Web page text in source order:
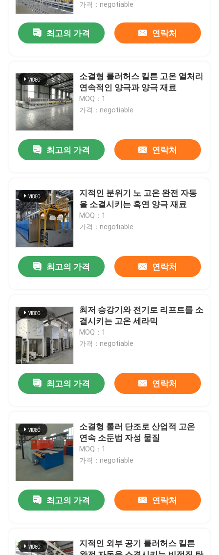
집
우리에 대하여
공장 여행
품질 관리
소식
경우
인용문을 요구하세요
푸셔 전기로
가격：negotiable
최고의 가격 연락처
소결형 롤러허스 킬른 고온 열처리
연속적인 양극과 양극 재료
MOQ：1
가격：negotiable
최고의 가격 연락처
지적인 분위기 노 고온 완전 자동
을 소결시키는 흑연 양극 재료
MOQ：1
가격：negotiable
최고의 가격 연락처
최저 승강기와 전기로 리프트를 소
결시키는 고온 세라믹
MOQ：1
가격：negotiable
최고의 가격 연락처
소결형 롤러 단조로 산업적 고온
연속 소둔법 자성 물질
MOQ：1
가격：negotiable
최고의 가격 연락처
지적인 외부 공기 롤러허스 킬른